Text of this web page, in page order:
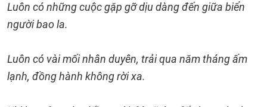
Luôn có những cuộc gặp gỡ dịu dàng đến giữa biển
người bao la.
Luôn có vài mối nhân duyên, trải qua năm tháng ấm
lạnh, đồng hành không rời xa.